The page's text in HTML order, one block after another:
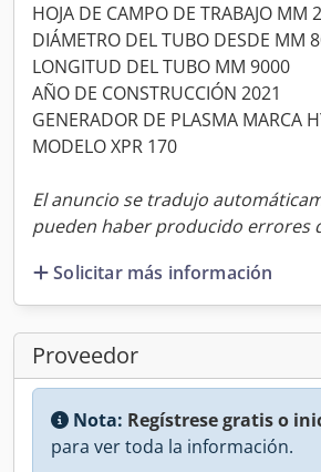
HOJA DE CAMPO DE TRABAJO MM
DIÁMETRO DEL TUBO DESDE MM
LONGITUD DEL TUBO MM 9000
AÑO DE CONSTRUCCIÓN 2021
GENERADOR DE PLASMA MARCA
MODELO XPR 170
El anuncio se tradujo
pueden haber producido errores
Solicitar más información
Proveedor
Nota: Regístrese gratis o
para ver toda la información.